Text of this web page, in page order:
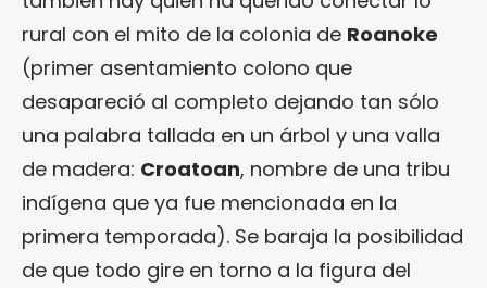
rural con el mito de la colonia de Roanoke
(primer asentamiento colono que
desapareció al completo dejando tan sólo
una palabra tallada en un árbol y una valla
de madera: Croatoan, nombre de una tribu
indígena que ya fue mencionada en la
primera temporada). Se baraja la posibilidad
de que todo gire en torno a la figura del